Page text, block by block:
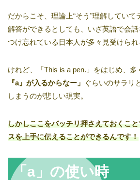
だからこそ、理論上“そう”理解していて
解答ができるとしても、いざ英語で会
つけ忘れている日本人が多々見受けられ
けれど、「This is a pen.」をはじめ、多
『a』が入るからなー」
ぐらいのサラリ
しまうのが悲しい現実。
しかしここをバッチリ押さえておくこ
スを上手に伝えることができるんです！
「a」の使い時